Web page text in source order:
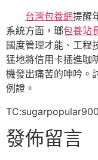
台灣包養網提醒
系統方面，瑯包養站
國度管理才能、工程
猛地將信用卡插進咖
機發出痛苦的呻吟。
例證。
發佈留言